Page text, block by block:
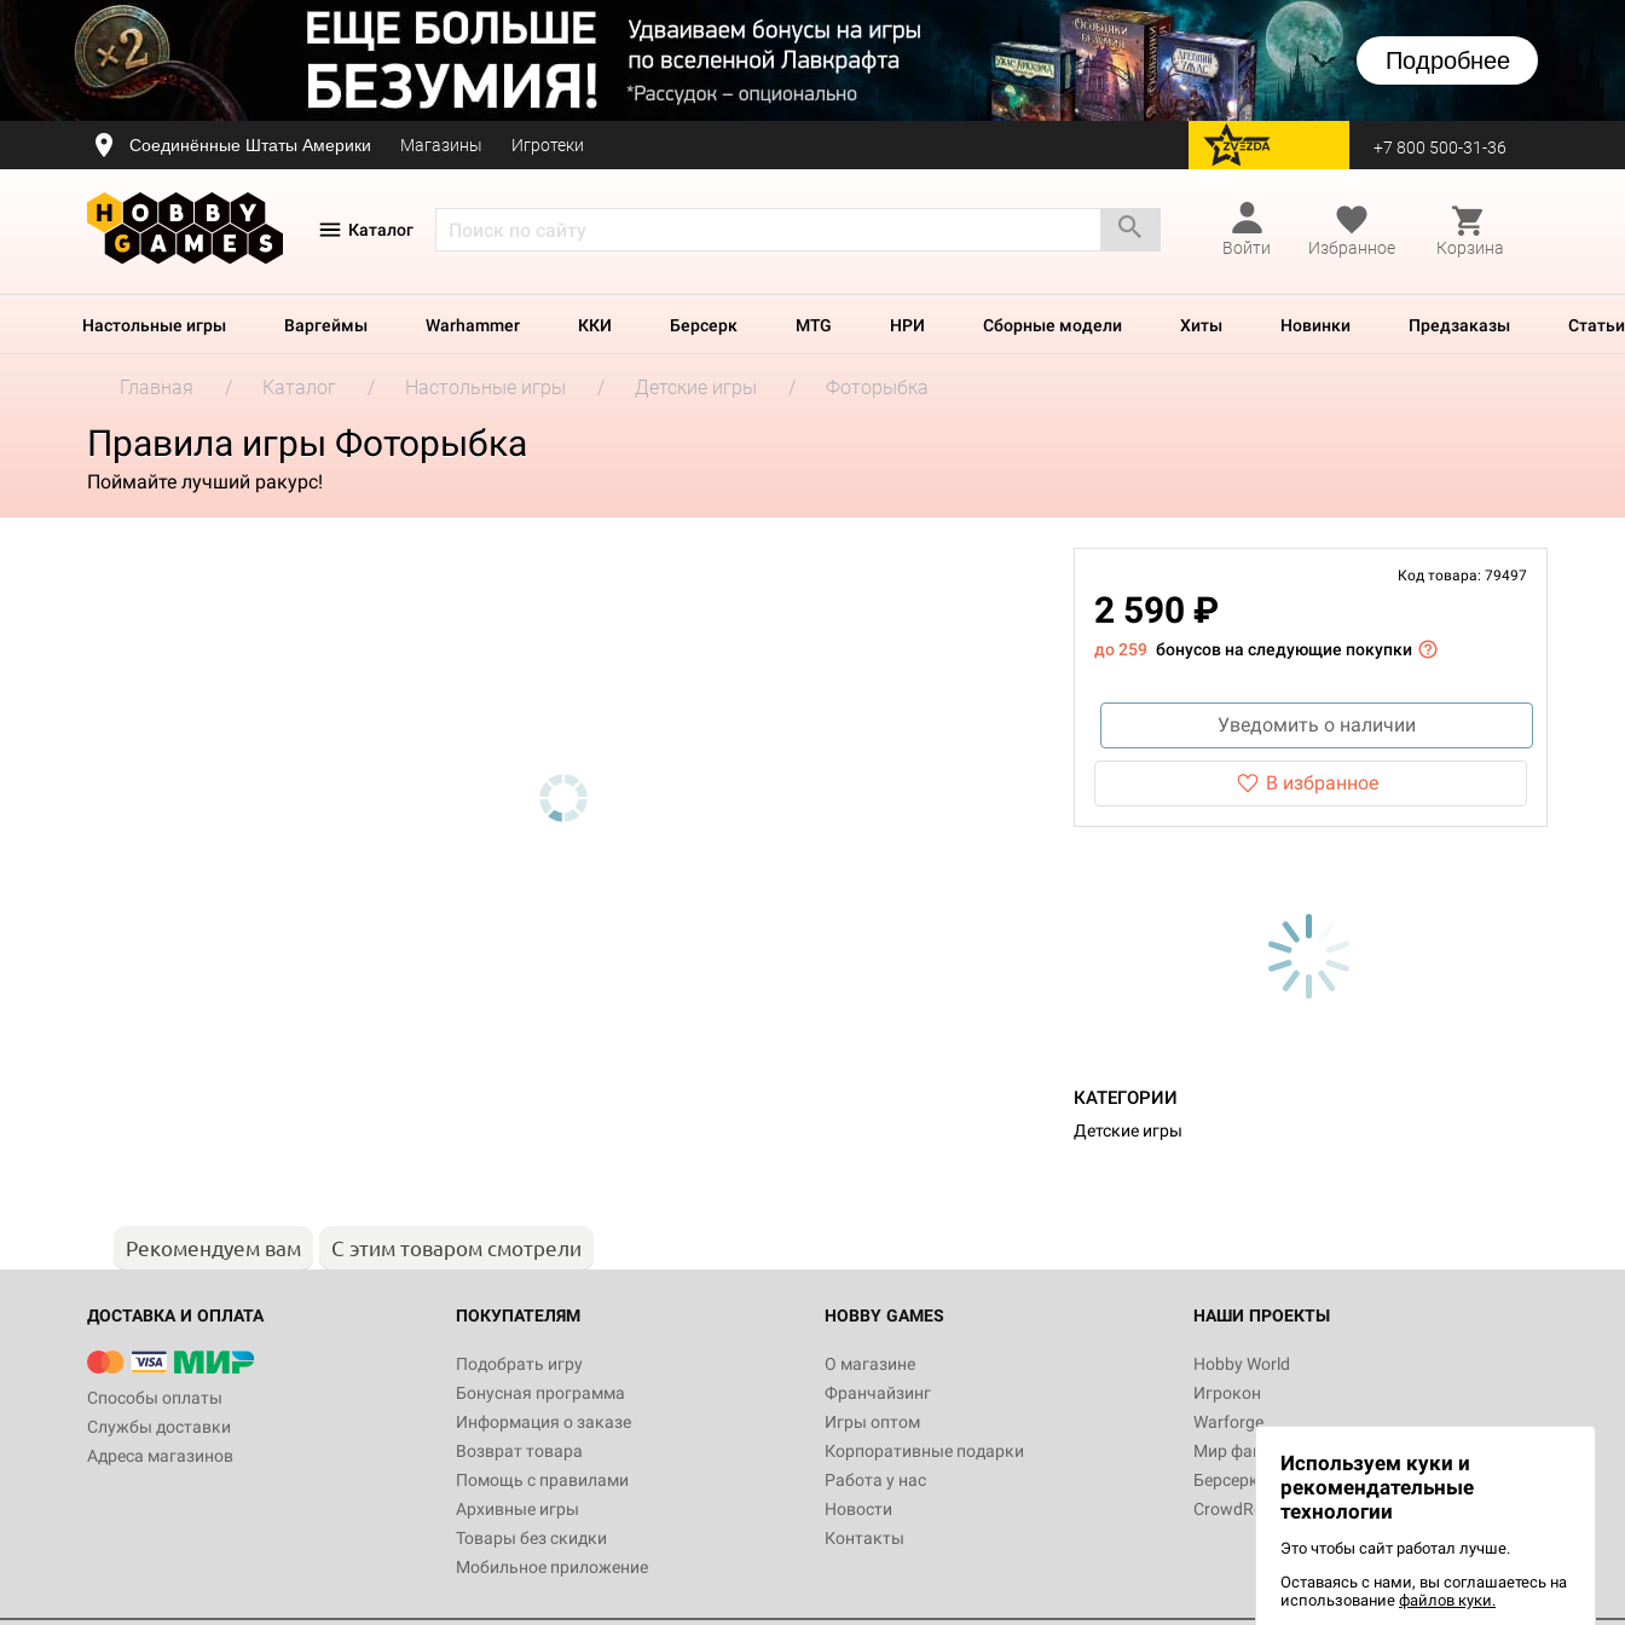
Подробнее
Соединённые Штаты Америки Магазины Игротеки перейти на Zvezda +7 800 500-31-36
Каталог
Войти
Избранное Корзина
Настольные игры Варгеймы Warhammer ККИ Берсерк MTG НРИ Сборные модели Хиты Новинки Предзаказы Статьи
Главная Каталог Настольные игры Детские игры Фоторыбка
Правила игры Фоторыбка
Поймайте лучший ракурс!
Код товара: 79497
2 590 ₽
до 259 бонусов на следующие покупки
Уведомить о наличии
В избранное
КАТЕГОРИИ
Детские игры
Рекомендуем вам С этим товаром смотрели
ДОСТАВКА И ОПЛАТА
Способы оплаты
Службы доставки
Адреса магазинов
ПОКУПАТЕЛЯМ
Подобрать игру
Бонусная программа
Информация о заказе
Возврат товара
Помощь с правилами
Архивные игры
Товары без скидки
Мобильное приложение
HOBBY GAMES
О магазине
Франчайзинг
Игры оптом
Корпоративные подарки
Работа у нас
Новости
Контакты
НАШИ ПРОЕКТЫ
Hobby World
Игрокон
Warforge
Мир фантастики
Берсерк
CrowdRepublic
Используем куки и
рекомендательные
технологии
Это чтобы сайт работал лучше.
Оставаясь с нами, вы соглашаетесь на
использование файлов куки.